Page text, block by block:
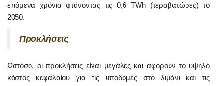
επόμενα χρόνια φτάνοντας τις 0,6 TWh (τεραβατώρες) το
2050.
Προκλήσεις
Ωστόσο, οι προκλήσεις είναι μεγάλες και αφορούν το υψηλό
κόστος κεφαλαίου για τις υποδομές στο λιμάνι και τις